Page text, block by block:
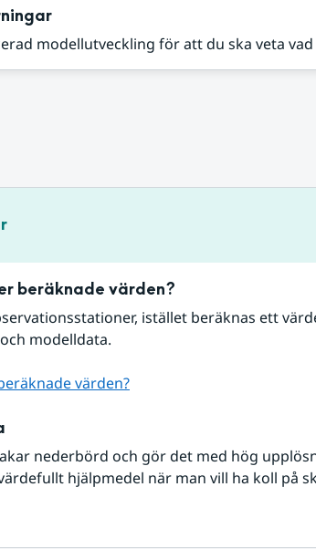
modellutveckling för att du ska veta vad
beräknade värden?
istället beräknas ett
modelldata.
värden?
nederbörd och gör det med hög
hjälpmedel när man vill ha koll på